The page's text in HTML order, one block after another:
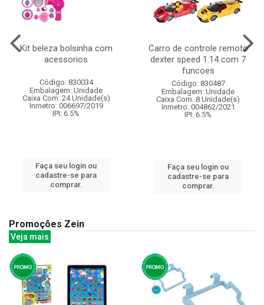
Kit beleza bolsinha com
acessorios
Código: 830034
Embalagem: Unidade
Caixa Com: 24 Unidade(s)
Inmetro: 006697/2019
IPI: 6.5%
Faça seu login ou
cadastre-se para
comprar.
Carro de controle remoto
dexter speed 1:14 com 7
funcoes
Código: 830487
Embalagem: Unidade
Caixa Com: 8 Unidade(s)
Inmetro: 004862/2021
IPI: 6.5%
Faça seu login ou
cadastre-se para
comprar.
Promoções Zein
Veja mais